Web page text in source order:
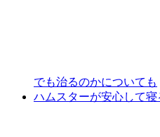
でも治るのかについても
ハムスターが安心して